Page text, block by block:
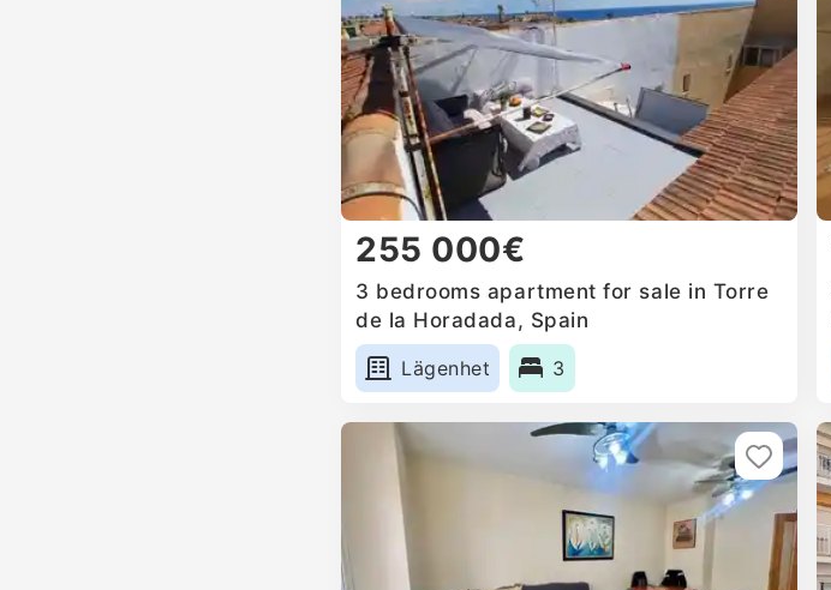
255 000€
3 bedrooms apartment for sale in Torre
de la Horadada, Spain
Lägenhet
3